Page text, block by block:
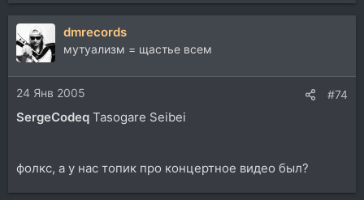
dmrecords
мутуализм = щастье всем
24 Янв 2005 #74
SergeCodeq Tasogare Seibei
фолкс, а у нас топик про концертное видео был?